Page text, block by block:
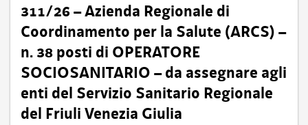
311/26 – Azienda Regionale di
Coordinamento per la Salute (ARCS) –
n. 38 posti di OPERATORE
SOCIOSANITARIO – da assegnare agli
enti del Servizio Sanitario Regionale
del Friuli Venezia Giulia